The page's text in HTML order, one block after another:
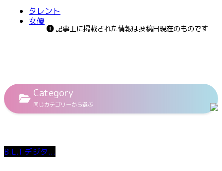
タレント
女優
記事上に掲載された情報は投稿日現在のものです
Category
同じカテゴリーから選ぶ
B.L.T.デジタ...